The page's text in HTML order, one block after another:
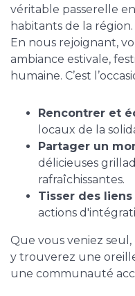
véritable passerelle
habitants de la région.
En nous rejoignant,
ambiance estivale,
humaine. C’est
Rencontrer et
locaux de la
Partager un
délicieuses
rafraîchissantes.
Tisser des liens
actions
Que vous veniez
y trouverez une
une communauté